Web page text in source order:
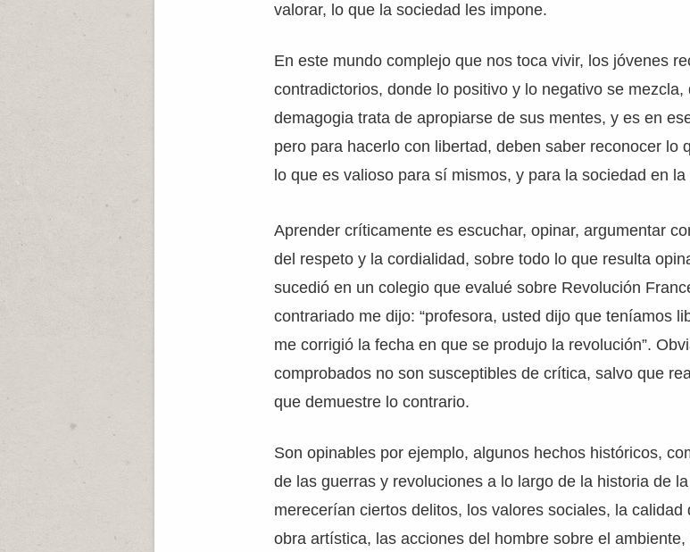
valorar, lo que la sociedad les impone.
En este mundo complejo que nos toca vivir, los jóvenes
contradictorios, donde lo positivo y lo negativo se
demagogia trata de apropiarse de sus mentes, y es en
pero para hacerlo con libertad, deben saber reconocer lo
lo que es valioso para sí mismos, y para la sociedad en la
Aprender críticamente es escuchar, opinar, argumentar
del respeto y la cordialidad, sobre todo lo que resulta
sucedió en un colegio que evalué sobre Revolución
contrariado me dijo: “profesora, usted dijo que teníamos
me corrigió la fecha en que se produjo la revolución”.
comprobados no son susceptibles de crítica, salvo que
que demuestre lo contrario.
Son opinables por ejemplo, algunos hechos históricos,
de las guerras y revoluciones a lo largo de la historia de
merecerían ciertos delitos, los valores sociales, la
obra artística, las acciones del hombre sobre el ambiente,